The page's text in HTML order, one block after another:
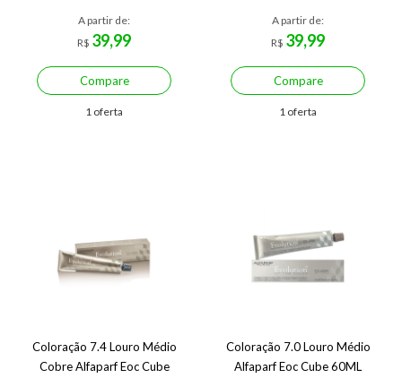
A partir de:
R$ 39,99
Compare
1 oferta
A partir de:
R$ 39,99
Compare
1 oferta
Coloração 7.4 Louro Médio
Cobre Alfaparf Eoc Cube
Coloração 7.0 Louro Médio
Alfaparf Eoc Cube 60ML